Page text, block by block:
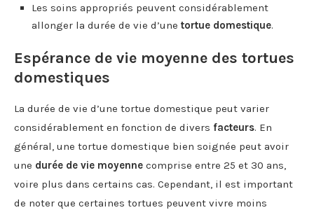
Les soins appropriés peuvent considérablement
allonger la durée de vie d’une tortue domestique.
Espérance de vie moyenne des tortues
domestiques
La durée de vie d’une tortue domestique peut varier
considérablement en fonction de divers facteurs. En
général, une tortue domestique bien soignée peut avoir
une durée de vie moyenne comprise entre 25 et 30 ans,
voire plus dans certains cas. Cependant, il est important
de noter que certaines tortues peuvent vivre moins